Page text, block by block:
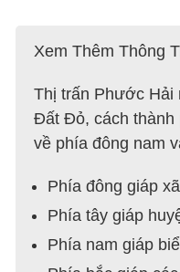
Xem Thêm Thông
Thị trấn Phước Hải
Đất Đỏ, cách thành
về phía đông nam
Phía đông giáp
Phía tây giáp
Phía nam giáp